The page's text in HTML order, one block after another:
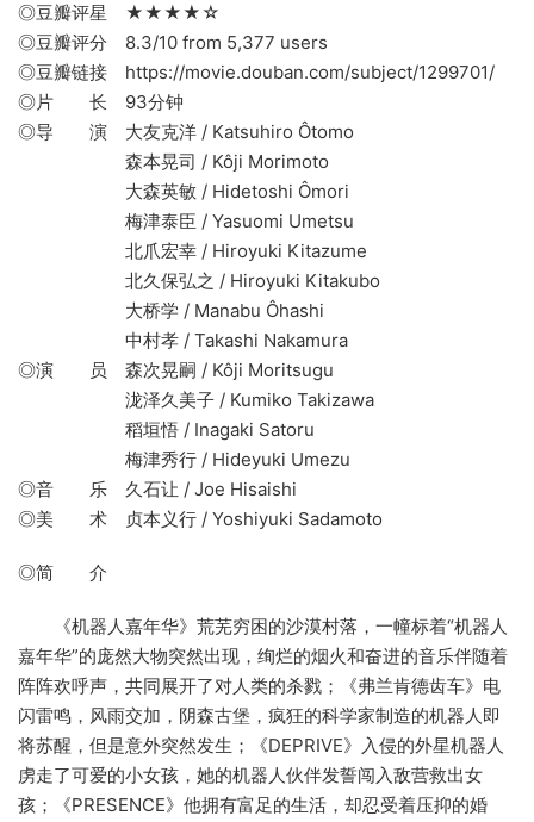
◎豆瓣评星 ★★★★☆
◎豆瓣评分 8.3/10 from 5,377 users
◎豆瓣链接 https://movie.douban.com/subject/1299701/
◎片 长 93分钟
◎导 演 大友克洋 / Katsuhiro Ôtomo
森本晃司 / Kôji Morimoto
大森英敏 / Hidetoshi Ômori
梅津泰臣 / Yasuomi Umetsu
北爪宏幸 / Hiroyuki Kitazume
北久保弘之 / Hiroyuki Kitakubo
大桥学 / Manabu Ôhashi
中村孝 / Takashi Nakamura
◎演 员 森次晃嗣 / Kôji Moritsugu
泷泽久美子 / Kumiko Takizawa
稻垣悟 / Inagaki Satoru
梅津秀行 / Hideyuki Umezu
◎音 乐 久石让 / Joe Hisaishi
◎美 术 贞本义行 / Yoshiyuki Sadamoto
◎简 介
《机器人嘉年华》荒芜穷困的沙漠村落，一幢标着“机器人
嘉年华”的庞然大物突然出现，绚烂的烟火和奋进的音乐伴随着
阵阵欢呼声，共同展开了对人类的杀戮；《弗兰肯德齿车》电
闪雷鸣，风雨交加，阴森古堡，疯狂的科学家制造的机器人即
将苏醒，但是意外突然发生；《DEPRIVE》入侵的外星机器人
虏走了可爱的小女孩，她的机器人伙伴发誓闯入敌营救出女
孩；《PRESENCE》他拥有富足的生活，却忍受着压抑的婚